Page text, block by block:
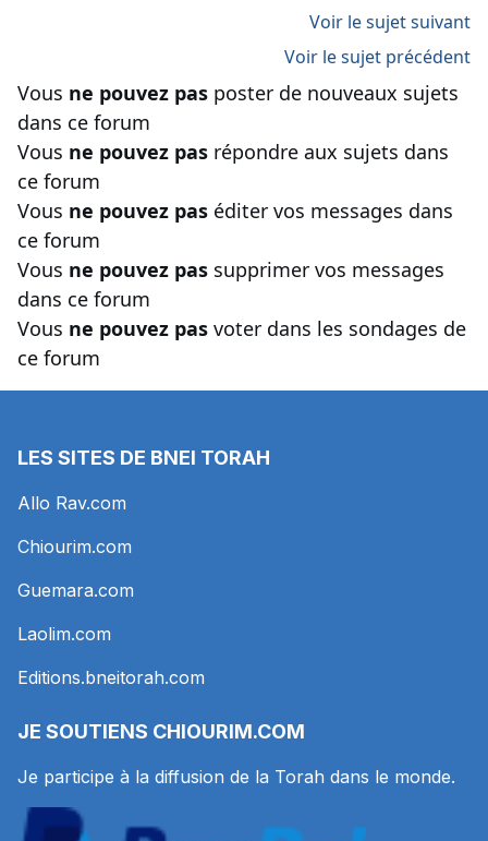
Voir le sujet suivant
Voir le sujet précédent
Vous ne pouvez pas poster de nouveaux sujets
dans ce forum
Vous ne pouvez pas répondre aux sujets dans
ce forum
Vous ne pouvez pas éditer vos messages dans
ce forum
Vous ne pouvez pas supprimer vos messages
dans ce forum
Vous ne pouvez pas voter dans les sondages de
ce forum
LES SITES DE BNEI TORAH
Allo Rav.com
Chiourim.com
Guemara.com
Laolim.com
Editions.bneitorah.com
JE SOUTIENS CHIOURIM.COM
Je participe à la diffusion de la Torah dans le monde.